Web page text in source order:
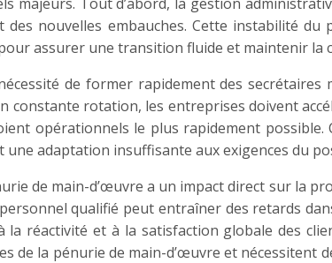
des nouvelles embauches. Cette instabilité
assurer une transition fluide et maintenir la
de former rapidement des
constante rotation, les entreprises doivent
opérationnels le plus rapidement
adaptation insuffisante aux exigences du
de main-d’œuvre a un impact direct sur la
qualifié peut entraîner des retards
la réactivité et à la satisfaction globale des
de la pénurie de main-d’œuvre et